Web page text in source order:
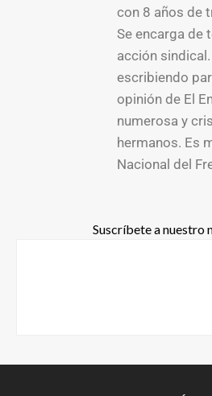
con 8 años de
Se encarga de
acción
escribiendo
opinión de El
numerosa y
hermanos. Es
Nacional del
Suscríbete a nuestro